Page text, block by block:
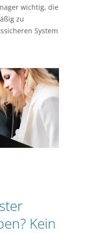
wichtig, die
zu
System
Kein